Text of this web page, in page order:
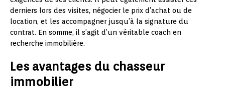
derniers lors des visites, négocier le prix d’achat ou de
location, et les accompagner jusqu’à la signature du
contrat. En somme, il s’agit d’un véritable coach en
recherche immobilière.
Les avantages du chasseur
immobilier